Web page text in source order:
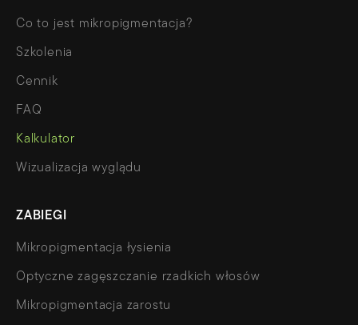
Co to jest mikropigmentacja?
Szkolenia
Cennik
FAQ
Kalkulator
Wizualizacja wyglądu
ZABIEGI
Mikropigmentacja łysienia
Optyczne zagęszczanie rzadkich włosów
Mikropigmentacja zarostu